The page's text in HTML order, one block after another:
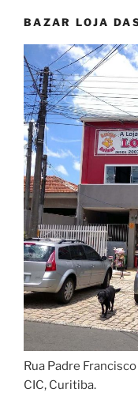
BAZAR LOJA
Rua Padre
CIC, Curitiba.